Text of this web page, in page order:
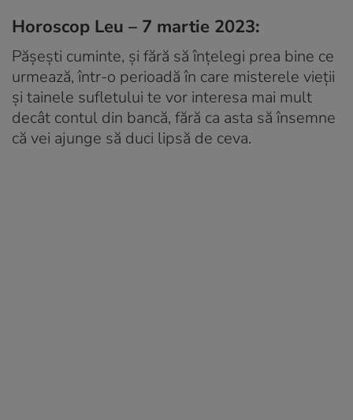
Horoscop Leu – 7 martie 2023:
Pășești cuminte, și fără să înțelegi prea bine ce
urmează, într-o perioadă în care misterele vieții
și tainele sufletului te vor interesa mai mult
decât contul din bancă, fără ca asta să însemne
că vei ajunge să duci lipsă de ceva.